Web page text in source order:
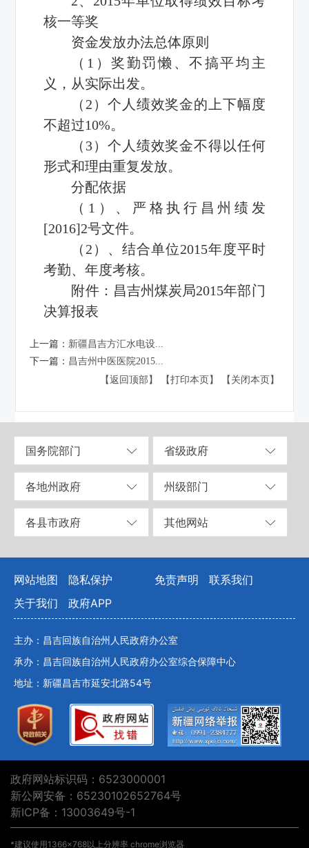
核一等奖
资金发放办法总体原则
（1）奖勤罚懒、不搞平均主
义，从实际出发。
（2）个人绩效奖金的上下幅度
不超过10%。
（3）个人绩效奖金不得以任何
形式和理由重复发放。
分配依据
（1）、严格执行昌州绩发
[2016]2号文件。
（2）、结合单位2015年度平时
考勤、年度考核。
附件： 昌吉州煤炭局2015年部门
决算报表
上一篇： 新疆昌吉方汇水电设...
下一篇： 昌吉州中医医院2015...
【返回顶部】
【打印本页】 【关闭本页】
国务院部门 省级政府
各地州政府 州级部门
各县市政府 其他网站
网站地图 隐私保护 免责声明
联系我们
关于我们
政府APP
主办：昌吉回族自治州人民政府办公室
承办：昌吉回族自治州人民政府办公室综合保障中心
地址：新疆昌吉市延安北路54号
政府网站标识码：6523000001
新公网安备：65230102652764号
新ICP备：13003649号-1
*建议使用1366×768以上分辨率 chrome浏览器